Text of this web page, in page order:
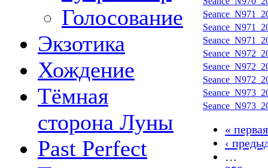
Голосование
Экзотика
Хождение
Тёмная
сторона Луны
Past Perfect
« первая
‹
…